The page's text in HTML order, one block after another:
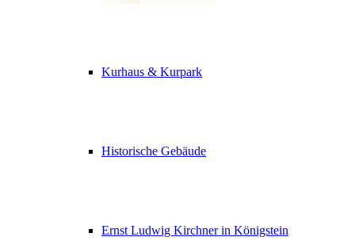
Kurhaus & Kurpark
Historische Gebäude
Ernst Ludwig Kirchner in Königstein